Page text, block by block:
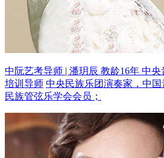
中阮艺考导师 | 潘玥辰 教龄16年 中央
培训导师 中央民族乐团演奏家，中
民族管弦乐学会会员；